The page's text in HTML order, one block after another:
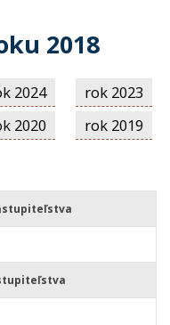
2018
2024
rok 2023
2020
rok 2019